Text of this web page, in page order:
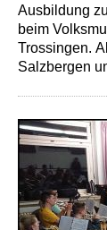
Ausbildung
beim
Trossingen.
Salzbergen